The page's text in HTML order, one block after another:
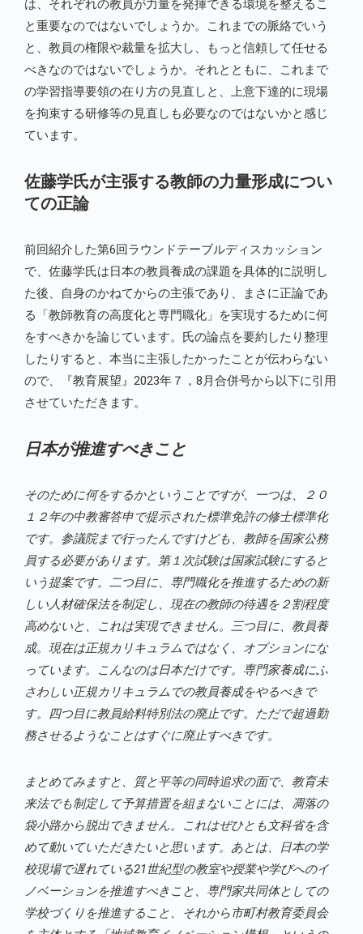
は、それぞれの教員が力量を発揮できる環境を整えるこ
と重要なのではないでしょうか。これまでの脈絡でいう
と、教員の権限や裁量を拡大し、もっと信頼して任せる
べきなのではないでしょうか。それとともに、これまで
の学習指導要領の在り方の見直しと、上意下達的に現場
を拘束する研修等の見直しも必要なのではないかと感じ
ています。
佐藤学氏が主張する教師の力量形成につい
ての正論
前回紹介した第6回ラウンドテーブルディスカッション
で、佐藤学氏は日本の教員養成の課題を具体的に説明し
た後、自身のかねてからの主張であり、まさに正論であ
る「教師教育の高度化と専門職化」を実現するために何
をすべきかを論じています。氏の論点を要約したり整理
したりすると、本当に主張したかったことが伝わらない
ので、『教育展望』2023年７，8月合併号から以下に引用
させていただきます。
日本が推進すべきこと
そのために何をするかということですが、一つは、２０
１２年の中教審答申で提示された標準免許の修士標準化
です。参議院まで行ったんですけども、教師を国家公務
員する必要があります。第１次試験は国家試験にすると
いう提案です。二つ目に、専門職化を推進するための新
しい人材確保法を制定し、現在の教師の待遇を２割程度
高めないと、これは実現できません。三つ目に、教員養
成。現在は正規カリキュラムではなく、オプションにな
っています。こんなのは日本だけです。専門家養成にふ
さわしい正規カリキュラムでの教員養成をやるべきで
す。四つ目に教員給料特別法の廃止です。ただで超過勤
務させるようなことはすぐに廃止すべきです。
まとめてみますと、質と平等の同時追求の面で、教育未
来法でも制定して予算措置を組まないことには、凋落の
袋小路から脱出できません。これはぜひとも文科省を含
めて動いていただきたいと思います。あとは、日本の学
校現場で遅れている21世紀型の教室や授業や学びへのイ
ノベーションを推進すべきこと、専門家共同体としての
学校づくりを推進すること、それから市町村教育委員会